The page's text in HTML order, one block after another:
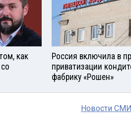
как
Россия включила в
приватизации
фабрику «Рошен»
Новости